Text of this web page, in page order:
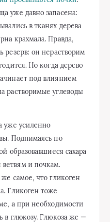
уже давно запасена:
в тканях дерева
крахмала. Правда,
резерв: он нерастворим
Но когда дерево
под влиянием
растворимые углеводы
уже усиленно
Поднимаясь по
образовавшиеся сахара
и почкам.
самое, что гликоген
Гликоген тоже
а при необходимости
в глюкозу. Глюкоза же —